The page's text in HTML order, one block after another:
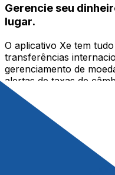
Gerencie seu
lugar.
O aplicativo Xe tem
transferências
gerenciamento de
alertas de taxas de
exterior sem taxas